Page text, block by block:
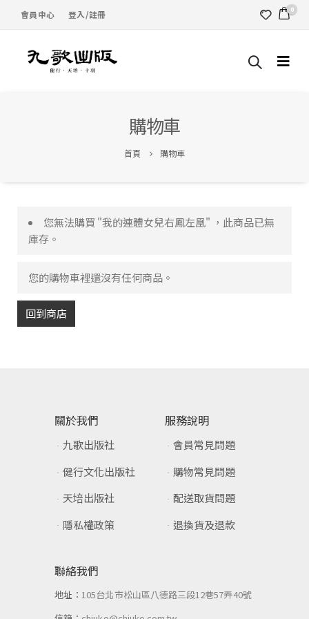
會員中心 登入/註冊 0
購物車
首頁 購物車
您無法購買 "我的連體女兒右鳳左凰" ，此商品已無
庫存。
您的購物車裡還沒有任何商品。
回到商店
關於我們
九歌出版社
健行文化出版社
天培出版社
隱私權政策
服務說明
會員常見問題
購物常見問題
配送取貨問題
退換貨及退款
聯絡我們
地址：105台北市松山區八德路三段12巷57弄40號